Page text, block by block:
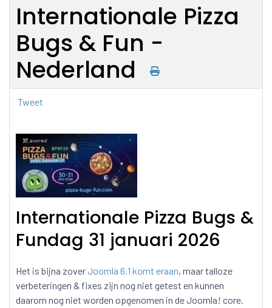
Internationale Pizza
Bugs & Fun -
Nederland
Tweet
Internationale Pizza Bugs &
Fundag 31 januari 2026
Het is bijna zoverJoomla 6.1 komt eraan, maar talloze
verbeteringen & fixes zijn nog niet getest en kunnen
daarom nog niet worden opgenomen in de Joomla! core.